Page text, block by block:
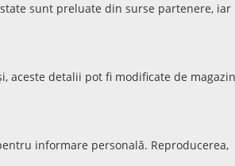
sunt preluate din surse partenere, iar
detalii pot fi modificate de
informare personală. Reproducerea,